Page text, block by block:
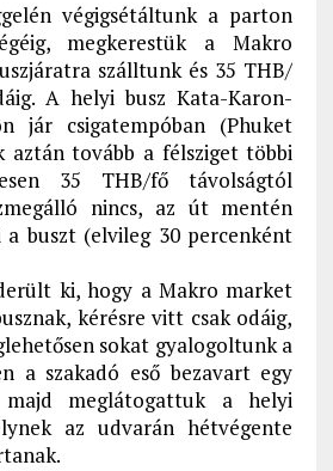
végigsétáltunk a parton
megkerestük a Makro
szálltunk és 35 THB/
A helyi busz Kata-Karon-
jár csigatempóban (Phuket
aztán tovább a félsziget többi
35 THB/fő távolságtól
nincs, az út mentén
buszt (elvileg 30 percenként
ki, hogy a Makro market
kérésre vitt csak odáig,
sokat gyalogoltunk a
a szakadó eső bezavart egy
majd meglátogattuk a helyi
az udvarán hétvégente